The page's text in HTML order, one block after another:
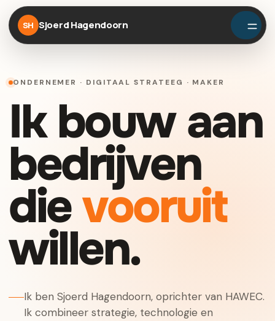
SH Sjoerd Hagendoorn
ONDERNEMER · DIGITAAL STRATEEG · MAKER
Ik bouw aan
bedrijven
dievooruit
willen.
Ik ben Sjoerd Hagendoorn, oprichter van HAWEC.
Ik combineer strategie, technologie en